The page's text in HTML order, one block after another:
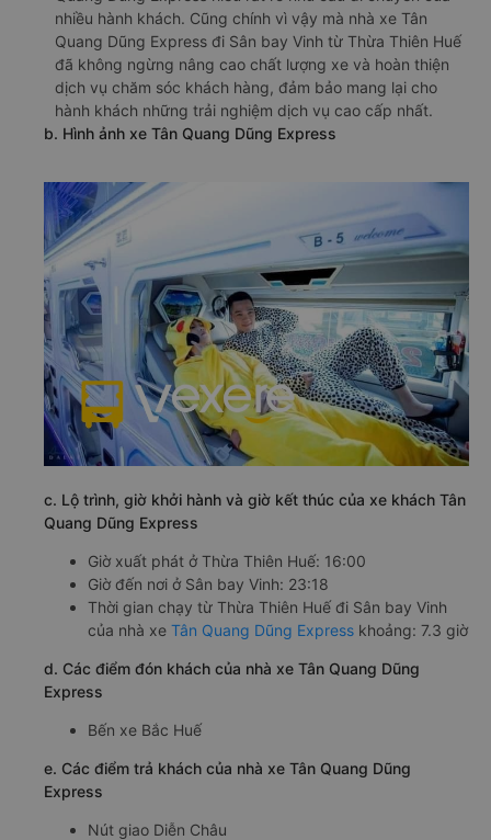
nhiều hành khách. Cũng chính vì vậy mà nhà xe Tân
Quang Dũng Express đi Sân bay Vinh từ Thừa Thiên Huế
đã không ngừng nâng cao chất lượng xe và hoàn thiện
dịch vụ chăm sóc khách hàng, đảm bảo mang lại cho
hành khách những trải nghiệm dịch vụ cao cấp nhất.
b. Hình ảnh xe Tân Quang Dũng Express
c. Lộ trình, giờ khởi hành và giờ kết thúc của xe khách Tân
Quang Dũng Express
Giờ xuất phát ở Thừa Thiên Huế: 16:00
Giờ đến nơi ở Sân bay Vinh: 23:18
Thời gian chạy từ Thừa Thiên Huế đi Sân bay Vinh
của nhà xe Tân Quang Dũng Express khoảng: 7.3 giờ
d. Các điểm đón khách của nhà xe Tân Quang Dũng
Express
Bến xe Bắc Huế
e. Các điểm trả khách của nhà xe Tân Quang Dũng
Express
Nút giao Diễn Châu